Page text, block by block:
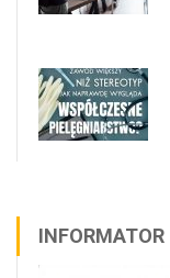
INFORMATOR